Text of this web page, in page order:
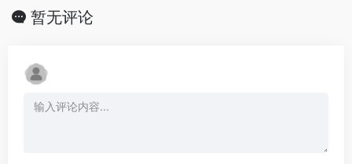
暂无评论